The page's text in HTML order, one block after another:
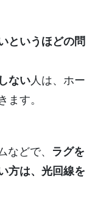
というほどの問
ない人は、ホー
ます。
などで、
ラグを
方は、光回線を